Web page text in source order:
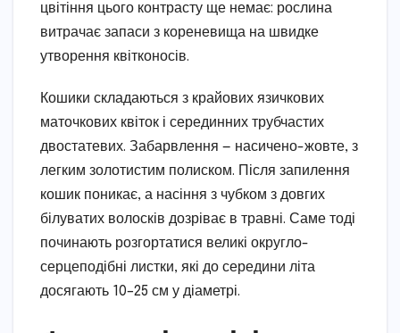
цвітіння цього контрасту ще немає: рослина
витрачає запаси з кореневища на швидке
утворення квітконосів.
Кошики складаються з крайових язичкових
маточкових квіток і серединних трубчастих
двостатевих. Забарвлення — насичено-жовте, з
легким золотистим полиском. Після запилення
кошик поникає, а насіння з чубком з довгих
білуватих волосків дозріває в травні. Саме тоді
починають розгортатися великі округло-
серцеподібні листки, які до середини літа
досягають 10–25 см у діаметрі.